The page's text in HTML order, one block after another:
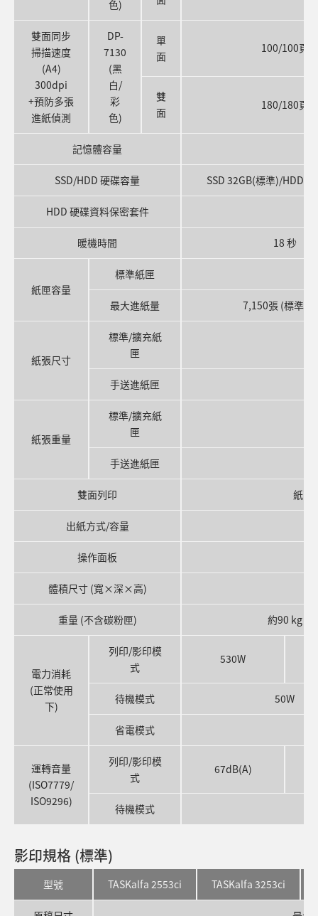
色)
雙面同步
掃描速度
(A4)
300dpi
+預防多張
進紙偵測
DP-
7130
(黑
白/
彩
色)
單
面
100/100頁
雙
面
180/180頁
記憶體容量
SSD/HDD 硬碟容量 SSD 32GB(標準)/HDD
HDD 硬碟資料保密套件
暖機時間 18 秒
紙匣容量
標準紙匣
最大進紙量 7,150張 (標準紙
紙張尺寸
標準/擴充紙
匣
手送進紙匣
紙張重量
標準/擴充紙
匣
手送進紙匣
雙面列印 紙張
出紙方式/容量
操作面板
體積尺寸 (寬×深×高)
重量 (不含碳粉匣) 約90 kg
電力消耗
(正常使用
下)
列印/影印模
式
530W
待機模式 50W
省電模式
運轉音量
(ISO7779/
ISO9296)
列印/影印模
式
67dB(A)
待機模式
影印規格 (標準)
型號 TASKalfa 2553ci TASKalfa 3253ci